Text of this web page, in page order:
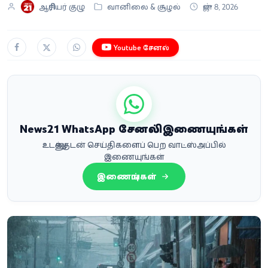
ஆசிரியர் குழு வானிலை & சூழல் ஜுன் 8, 2026
Youtube சேனல்
News21 WhatsApp சேனலில் இணையுங்கள்
உடனுக்குடன் செய்திகளைப் பெற வாட்ஸ்அப்பில்
இணையுங்கள்
இணையுங்கள்